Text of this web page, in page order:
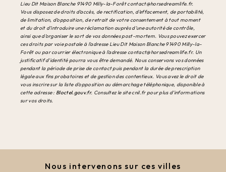
Lieu Dit Maison Blanche 91490 Milly-la-Forêt contact@horsedreamlife.fr.
Vous disposez de droits d’accès, de rectification, d’effacement, de portabilité,
de limitation, d’opposition, de retrait de votre consentement à tout moment
et du droit d’introduire une réclamation auprès d’une autorité de contrôle,
ainsi que d’organiser le sort de vos données post-mortem. Vous pouvez exercer
ces droits par voie postale à l'adresse Lieu Dit Maison Blanche 91490 Milly-la-
Forêt ou par courrier électronique à l'adresse contact@horsedreamlife.fr. Un
justificatif d'identité pourra vous être demandé. Nous conservons vos données
pendant la période de prise de contact puis pendant la durée de prescription
légale aux fins probatoires et de gestion des contentieux. Vous avez le droit de
vous inscrire sur la liste d'opposition au démarchage téléphonique, disponible à
cette adresse : Bloctel.gouv.fr. Consultez le site cnil.fr pour plus d’informations
sur vos droits.
Nous intervenons sur ces villes